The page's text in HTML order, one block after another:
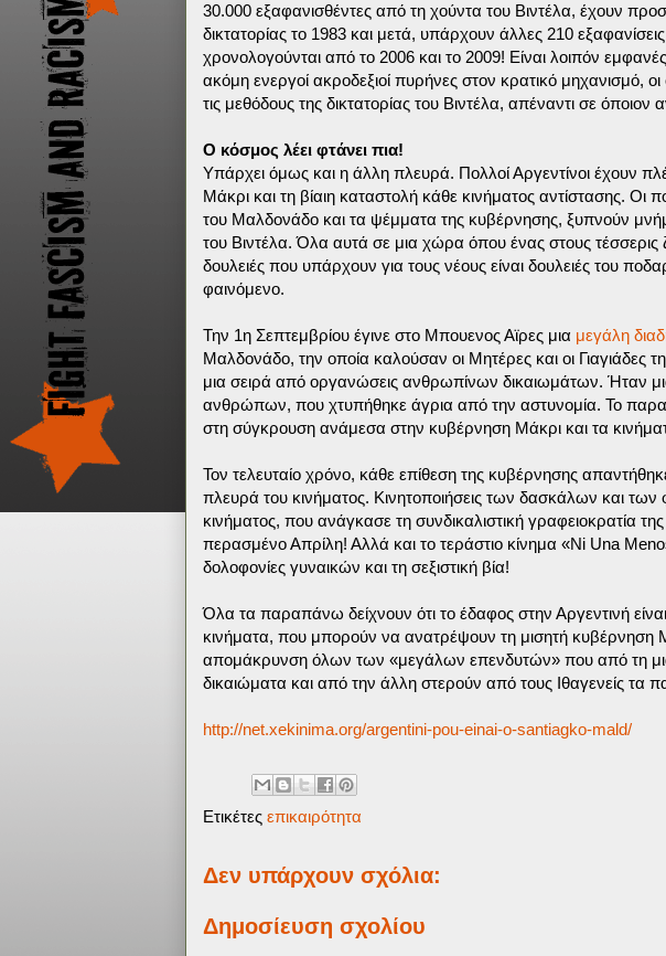
30.000 εξαφανισθέντες από τη χούντα του Βιντέλα, έχουν
δικτατορίας το 1983 και μετά, υπάρχουν άλλες 210
χρονολογούνται από το 2006 και το 2009! Είναι λοιπόν
ακόμη ενεργοί ακροδεξιοί πυρήνες στον κρατικό μηχανισμό,
τις μεθόδους της δικτατορίας του Βιντέλα, απέναντι σε όποιον
Ο κόσμος λέει φτάνει πια!
Υπάρχει όμως και η άλλη πλευρά. Πολλοί Αργεντίνοι έχουν
Μάκρι και τη βίαιη καταστολή κάθε κινήματος αντίστασης. Οι
του Μαλδονάδο και τα ψέμματα της κυβέρνησης, ξυπνούν
του Βιντέλα. Όλα αυτά σε μια χώρα όπου ένας στους τέσσερις
δουλειές που υπάρχουν για τους νέους είναι δουλειές του
φαινόμενο.
Την 1η Σεπτεμβρίου έγινε στο Μπουενος Αϊρες μια μεγάλη
Μαλδονάδο, την οποία καλούσαν οι Μητέρες και οι Γιαγιάδες
μια σειρά από οργανώσεις ανθρωπίνων δικαιωμάτων. Ήταν
ανθρώπων, που χτυπήθηκε άγρια από την αστυνομία. Το
στη σύγκρουση ανάμεσα στην κυβέρνηση Μάκρι και τα
Τον τελευταίο χρόνο, κάθε επίθεση της κυβέρνησης
πλευρά του κινήματος. Κινητοποιήσεις των δασκάλων και των
κινήματος, που ανάγκασε τη συνδικαλιστική γραφειοκρατία
περασμένο Απρίλη! Αλλά και το τεράστιο κίνημα «Ni Una
δολοφονίες γυναικών και τη σεξιστική βία!
Όλα τα παραπάνω δείχνουν ότι το έδαφος στην Αργεντινή
κινήματα, που μπορούν να ανατρέψουν τη μισητή κυβέρνηση
απομάκρυνση όλων των «μεγάλων επενδυτών» που από τη
δικαιώματα και από την άλλη στερούν από τους Ιθαγενείς τα
http://net.xekinima.org/argentini-pou-einai-o-santiagko-mald/
Ετικέτες επικαιρότητα
Δεν υπάρχουν σχόλια:
Δημοσίευση σχολίου